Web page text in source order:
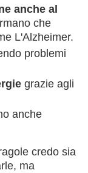
anche al
che
L'Alzheimer.
problemi
grazie agli
anche
credo sia
ma